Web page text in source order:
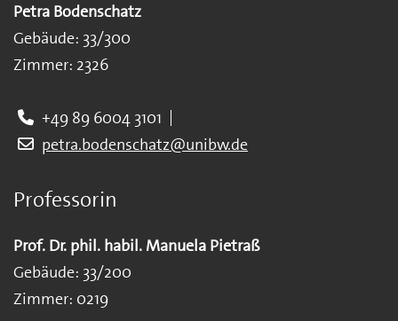
Petra Bodenschatz
Gebäude: 33/300
Zimmer: 2326
+49 89 6004 3101
petra.bodenschatz@unibw.de
Professorin
Prof. Dr. phil. habil. Manuela Pietraß
Gebäude: 33/200
Zimmer: 0219